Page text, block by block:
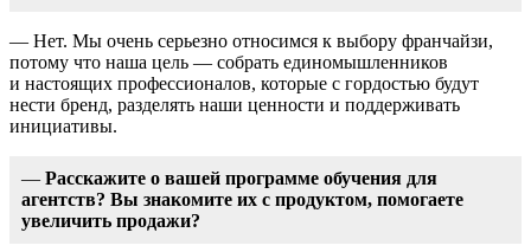
— Нет. Мы очень серьезно относимся к выбору франчайзи,
потому что наша цель — собрать единомышленников
и настоящих профессионалов, которые с гордостью будут
нести бренд, разделять наши ценности и поддерживать
инициативы.
— Расскажите о вашей программе обучения для
агентств? Вы знакомите их с продуктом, помогаете
увеличить продажи?